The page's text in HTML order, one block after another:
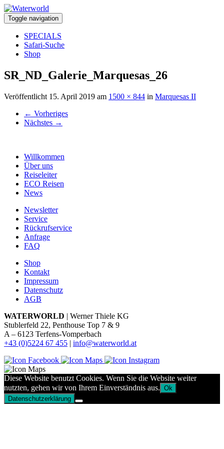
Toggle navigation
SPECIALS
Safari-Suche
Shop
SR_ND_Galerie_Marquesas_26
Veröffentlicht 15. April 2019 am 1500 × 844 in Marquesas II
← Vorheriges
Nächstes →
Willkommen
Über uns
Reiseleiter
ECO Reisen
News
Newsletter
Service
Rückrufservice
Anfrage
FAQ
Shop
Kontakt
Impressum
Datenschutz
AGB
WATERWORLD | Werner Thiele KG
Stublerfeld 22, Penthouse Top 7 & 9
A – 6123 Terfens-Vomperbach
+43 (0)5224 67 455 | info@waterworld.at
Diese Website benutzt Cookies. Wenn Sie die Website weiter
nutzten, gehen wir von Ihrem Einverständnis aus. Ok
Datenschutzerklärung